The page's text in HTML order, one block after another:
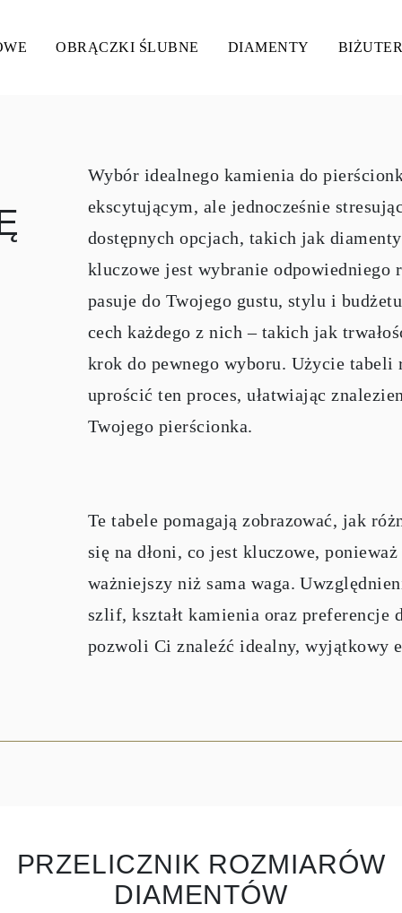
OBRĄCZKI ŚLUBNE DIAMENTY
Wybór idealnego kamienia do
ekscytującym, ale jednocześnie
dostępnych opcjach, takich jak
kluczowe jest wybranie odpowiedniego
pasuje do Twojego gustu, stylu i
cech każdego z nich – takich jak
krok do pewnego wyboru. Użycie tabeli
uprościć ten proces, ułatwiając
Twojego pierścionka.
Te tabele pomagają zobrazować, jak
się na dłoni, co jest kluczowe,
ważniejszy niż sama waga.
szlif, kształt kamienia oraz preferencje
pozwoli Ci znaleźć idealny, wyjątkowy
PRZELICZNIK ROZMIARÓW
DIAMENTÓW